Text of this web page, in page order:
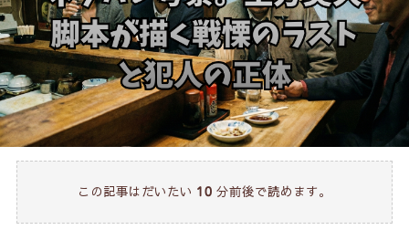
この記事はだいたい 10 分前後で読めます。